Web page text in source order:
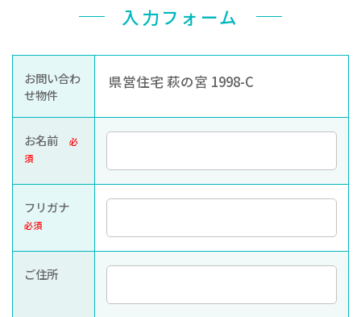
ぐんま住まいの
相談センター
現在お住まい
の方へ
公社に
ついて
採用
入札
入力フォーム
お問い合わ
せ物件
県営住宅 萩の宮 1998-C
お名前必
須
フリガナ
必須
ご住所